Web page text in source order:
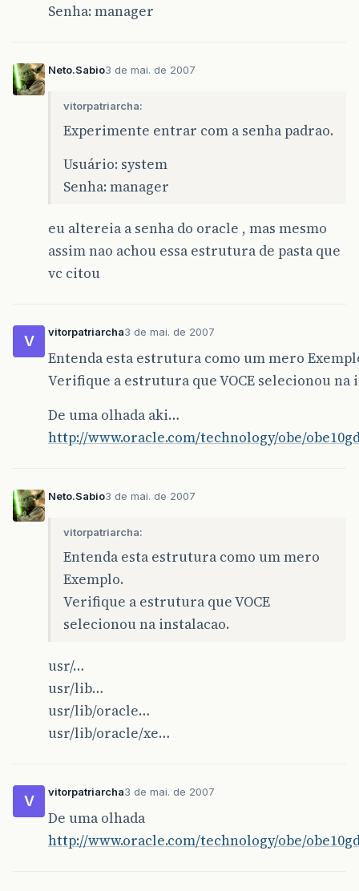
Senha: manager
Neto.Sabio3 de mai. de 2007
vitorpatriarcha:
Experimente entrar com a senha padrao.
Usuário: system
Senha: manager
eu altereia a senha do oracle , mas mesmo
assim nao achou essa estrutura de pasta que
vc citou
V
vitorpatriarcha3 de mai. de 2007
Entenda esta estrutura como um mero
Verifique a estrutura que VOCE selecionou na
De uma olhada aki…
http://www.oracle.com/technology/obe/
Neto.Sabio3 de mai. de 2007
vitorpatriarcha:
Entenda esta estrutura como um mero
Exemplo.
Verifique a estrutura que VOCE
selecionou na instalacao.
usr/…
usr/lib…
usr/lib/oracle…
usr/lib/oracle/xe…
V
vitorpatriarcha3 de mai. de 2007
De uma olhada
http://www.oracle.com/technology/obe/